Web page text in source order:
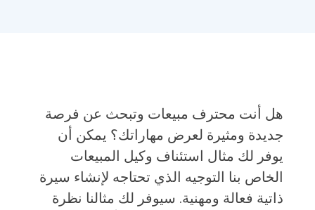
هل أنت محترف مبيعات وتبحث عن فرصة
جديدة ومثيرة لعرض مهاراتك؟ يمكن أن
يوفر لك مثال استئناف وكيل المبيعات
الخاص بنا التوجيه الذي تحتاجه لإنشاء سيرة
ذاتية فعالة ومهنية. سيوفر لك مثالنا نظرة